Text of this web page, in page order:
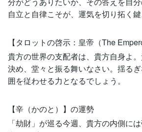
自立と自律こそが、運気を切り拓く鍵
【タロットの啓示：皇帝（The
貴方の世界の支配者は、貴方自身よ
決め、堂々と振る舞いなさい。揺る
囲を従わせる力となるでしょう。
【辛（かのと）】の運勢
「劫財」が巡る今週、貴方の内側に